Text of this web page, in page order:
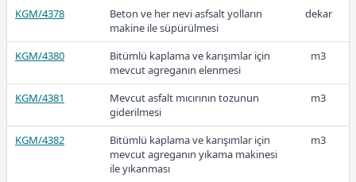
2025-Eylül
86,38
KGM/4378
Beton ve her nevi asfsalt yolların
makine ile süpürülmesi
dekar
KGM/4380
Bitümlü kaplama ve karışımlar için
mevcut agreganın elenmesi
m3
KGM/4381
Mevcut asfalt mıcırının tozunun
giderilmesi
m3
KGM/4382
Bitümlü kaplama ve karışımlar için
mevcut agreganın yıkama makinesi
ile yıkanması
m3